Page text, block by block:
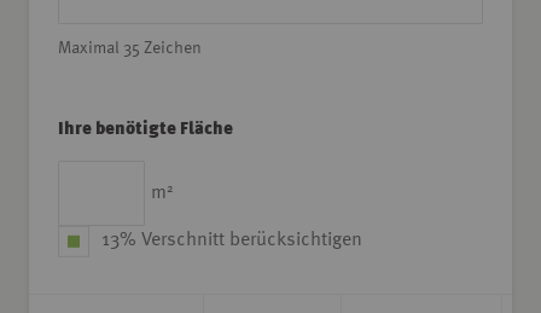
Maximal 35 Zeichen
Ihre benötigte Fläche
m 2
13% Verschnitt berücksichtigen